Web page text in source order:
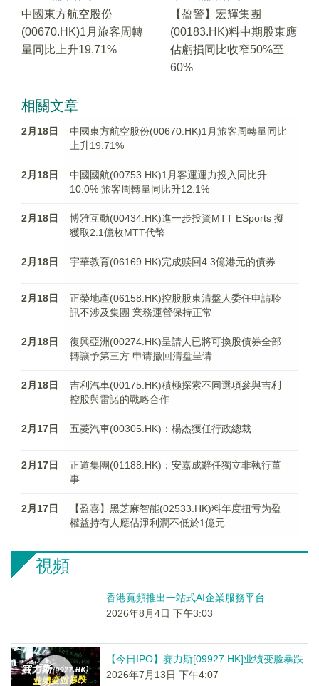
中國東方航空股份
(00670.HK)1月旅客周轉
量同比上升19.71%
【盈警】宏輝集團
(00183.HK)料中期股東應
佔虧損同比收窄50%至
60%
相關文章
2月18日
中國東方航空股份(00670.HK)1月旅客周轉量同比
上升19.71%
2月18日
中國國航(00753.HK)1月客運運力投入同比升
10.0% 旅客周轉量同比升12.1%
2月18日
博雅互動(00434.HK)進一步投資MTT ESports 擬
獲取2.1億枚MTT代幣
2月18日 宇華教育(06169.HK)完成赎回4.3億港元的債券
2月18日
正榮地產(06158.HK)控股股東清盤人委任申請聆
訊不涉及集團 業務運營保持正常
2月18日
復興亞洲(00274.HK)呈請人已將可換股債券全部
轉讓予第三方 申请撤回清盘呈请
2月18日
吉利汽車(00175.HK)積極探索不同選項參與吉利
控股與雷諾的戰略合作
2月17日 五菱汽車(00305.HK)：楊杰獲任行政總裁
2月17日
正道集團(01188.HK)：安嘉成辭任獨立非執行董
事
2月17日
【盈喜】黑芝麻智能(02533.HK)料年度扭亏为盈
權益持有人應佔淨利潤不低於1億元
視頻
香港寬頻推出一站式AI企業服務平台
2026年8月4日 下午3:03
【今日IPO】赛力斯[09927.HK]业绩变脸暴跌
2026年7月13日 下午4:07